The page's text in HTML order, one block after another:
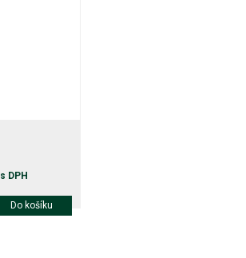
s DPH
Do košíku